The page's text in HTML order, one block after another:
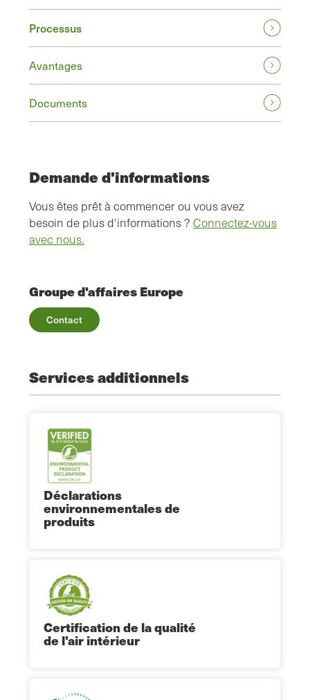
Processus
Avantages
Documents
Demande d'informations
Vous êtes prêt à commencer ou vous avez
besoin de plus d'informations ? Connectez-vous
avec nous.
Groupe d'affaires Europe
Contact
Services additionnels
Déclarations
environnementales de
produits
Certification de la qualité
de l'air intérieur